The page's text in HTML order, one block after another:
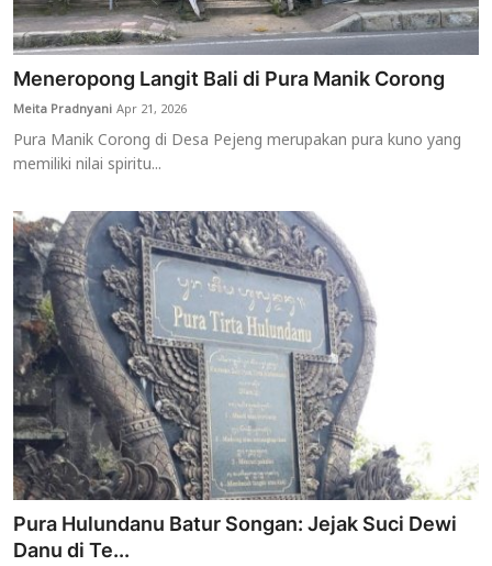
Meneropong Langit Bali di Pura Manik Corong
Meita PradnyaniApr 21, 2026
Pura Manik Corong di Desa Pejeng merupakan pura kuno yang
memiliki nilai spiritu...
Pura Hulundanu Batur Songan: Jejak Suci Dewi
Danu di Te...